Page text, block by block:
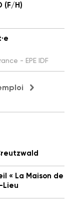
(F/H)
- EPE IDF
« La Maison de